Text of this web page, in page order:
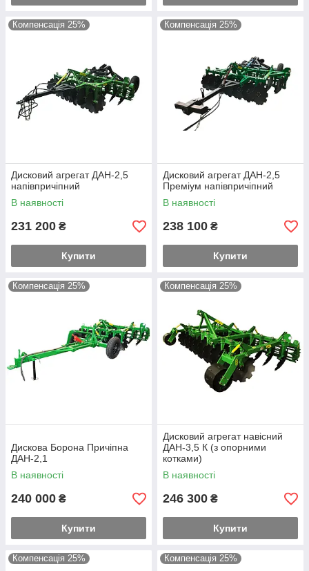
Компенсація 25%
Дисковий агрегат ДАН-2,5
напівпричіпний
В наявності
231 200 ₴
Купити
Компенсація 25%
Дисковий агрегат ДАН-2,5
Преміум напівпричіпний
В наявності
238 100 ₴
Купити
Компенсація 25%
Дискова Борона Причіпна
ДАН-2,1
В наявності
240 000 ₴
Купити
Компенсація 25%
Дисковий агрегат навісний
ДАН-3,5 К (з опорними
котками)
В наявності
246 300 ₴
Купити
Компенсація 25% Компенсація 25%